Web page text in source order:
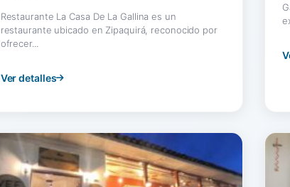
Restaurante La Casa De La Gallina es un
restaurante ubicado en Zipaquirá, reconocido por
ofrecer...
Ver detalles